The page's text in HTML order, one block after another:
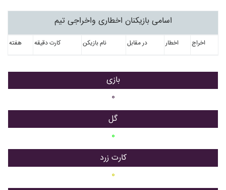
اسامی بازیکنان اخطاری واخراجی تیم
هفته کارت دقیقه نام بازیکن در مقابل اخطار اخراج
بازی
۰
گل
۰
کارت زرد
۰